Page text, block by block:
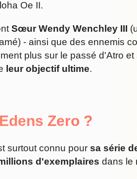
Oe II.
Sœur Wendy Wenchley III
- ainsi que des ennemis
plus sur le passé d'Atro
leur objectif ultime.
Zero ?
surtout connu pour sa série
d'exemplaires dans le